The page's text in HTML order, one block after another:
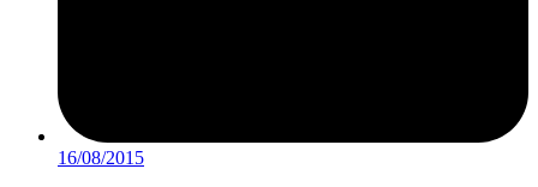
16/08/2015